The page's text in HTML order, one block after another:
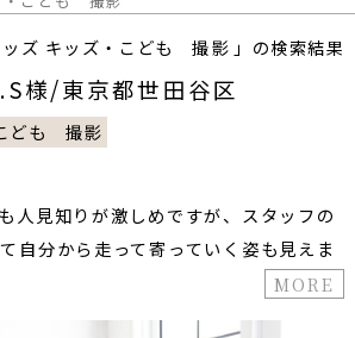
ッズ キッズ・こども 撮影 」の検索結果
様/東京都世田谷区
ども 撮影
人見知りが激しめですが、スタッフの
自分から走って寄っていく姿も見えま
MORE